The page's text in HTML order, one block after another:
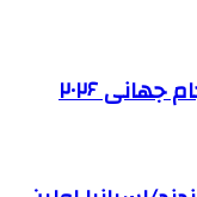
۲۰۲۶